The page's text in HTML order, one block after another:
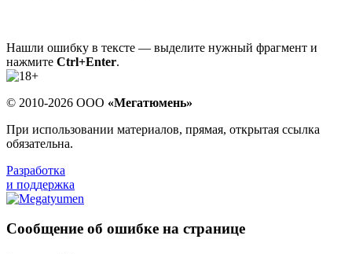
Нашли ошибку в тексте — выделите нужный фрагмент и
нажмите Ctrl+Enter.
© 2010-2026 ООО «Мегатюмень»
При использовании материалов, прямая, открытая ссылка
обязательна.
Разработка
и поддержка
Сообщение об ошибке на странице